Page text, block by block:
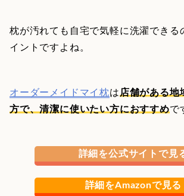
枕が汚れても自宅で気軽に洗濯できる
イントですよね。
オーダーメイドマイ枕は店舗がある地
方で、清潔に使いたい方におすすめで
詳細を公式サイトで見
詳細をAmazonで見る